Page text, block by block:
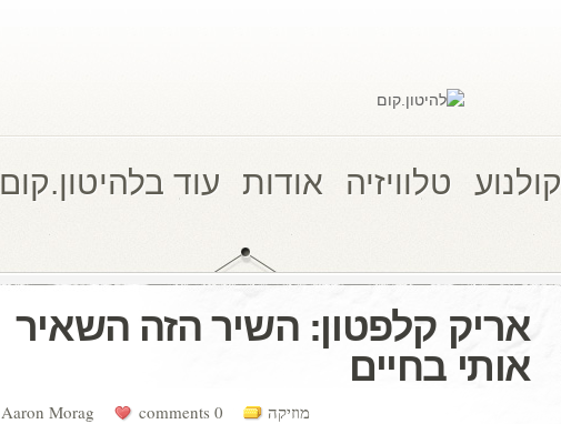
קולנוע טלוויזיה אודות עוד בלהיטון.קום
אריק קלפטון: השיר הזה השאיר
אותי בחיים
Aaron Morag 0 comments מוזיקה